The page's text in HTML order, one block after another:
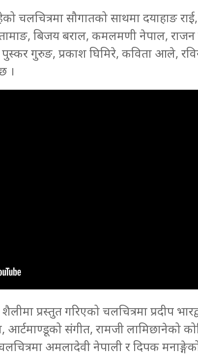
चलचित्रमा सौगातको साथमा दयाहाङ
तामाङ, बिजय बराल, कमलमणी नेपाल,
पुस्कर गुरुङ, प्रकाश घिमिरे, कविता आले,
।
प्रस्तुत गरिएको चलचित्रमा प्रदीप
संगीत, रामजी लामिछानेको
अमलादेवी नेपाली र दिपक